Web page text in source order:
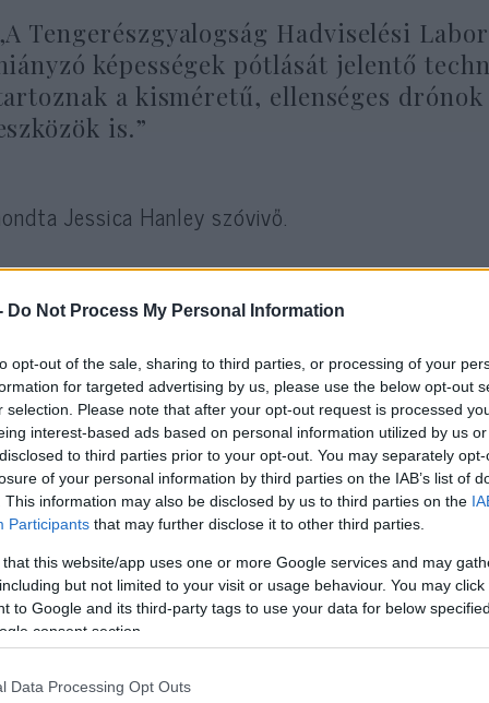
Do Not Process My Personal Information
opt-out of the sale, sharing to third parties, or processing of your
for targeted advertising by us, please use the below opt-out
selection. Please note that after your opt-out request is processed
interest-based ads based on personal information utilized by us
to third parties prior to your opt-out. You may separately
of your personal information by third parties on the IAB’s list of
This information may also be disclosed by us to third parties on the
Participants that may further disclose it to other third parties.
that this website/app uses one or more Google services and may
but not limited to your visit or usage behaviour. You may
to Google and its third-party tags to use your data for below
consent section.
Data Processing Opt Outs
Tengerészgyalogság Hadviselési
képességek pótlását jelentő
a kisméretű, ellenséges
is.”
Jessica Hanley szóvivő.
beépített célzó algoritmusokkal,
drónokat is képesek követni és eltalálni,
drónellenes képességeket ad a
a sajtóközleményben.
idén ősszel több SMASH
a hadsereg és az Egyesült Államok
már, hogy a rendszer hogyan használható